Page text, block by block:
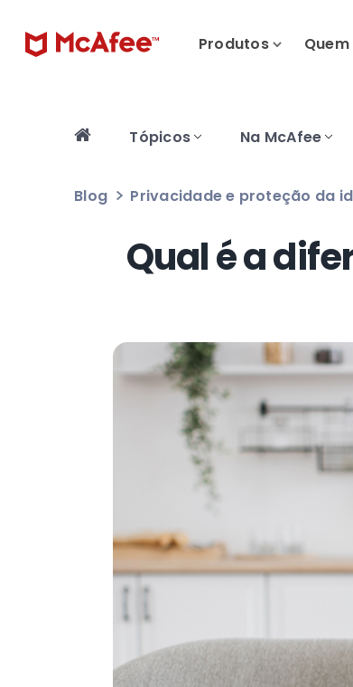
Produtos
Tópicos Na McAfee
Blog Privacidade e proteção da
Qual é a